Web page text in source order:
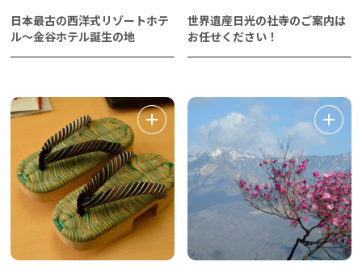
日本最古の西洋式リゾートホテ
ル～金谷ホテル誕生の地
世界遺産日光の社寺のご案内は
お任せください！